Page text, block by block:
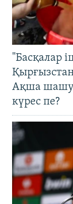
"Басқалар
Ақша шашу
күрес пе?